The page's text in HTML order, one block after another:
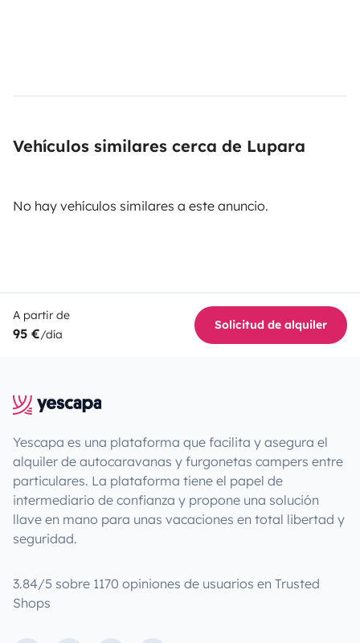
Vehículos similares cerca de Lupara
No hay vehículos similares a este anuncio.
A partir de
95 €/día
Solicitud de alquiler
Yescapa es una plataforma que facilita y asegura el
alquiler de autocaravanas y furgonetas campers entre
particulares. La plataforma tiene el papel de
intermediario de confianza y propone una solución
llave en mano para unas vacaciones en total libertad y
seguridad.
3.84/5 sobre 1170 opiniones de usuarios en Trusted
Shops